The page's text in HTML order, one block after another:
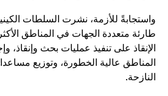
واستجابةً للأزمة، نشرت السلطات
طارئة متعددة الجهات في المناطق
الإنقاذ على تنفيذ عمليات بحث وإنقاذ،
المناطق عالية الخطورة، وتوزيع
النازحة.